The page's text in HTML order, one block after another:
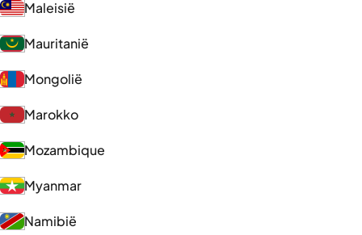
Maleisië
Mauritanië
Mongolië
Marokko
Mozambique
Myanmar
Namibië